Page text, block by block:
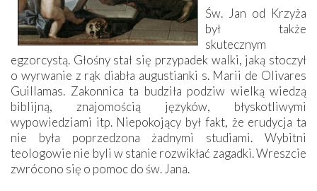
Św. Jan od Krzyża
był także
skutecznym
egzorcystą. Głośny stał się przypadek walki, jaką stoczył
o wyrwanie z rąk diabła augustianki s. Marii de Olivares
Guillamas. Zakonnica ta budziła podziw wielką wiedzą
biblijną, znajomością języków, błyskotliwymi
wypowiedziami itp. Niepokojący był fakt, że erudycja ta
nie była poprzedzona żadnymi studiami. Wybitni
teologowie nie byli w stanie rozwikłać zagadki. Wreszcie
zwrócono się o pomoc do św. Jana.